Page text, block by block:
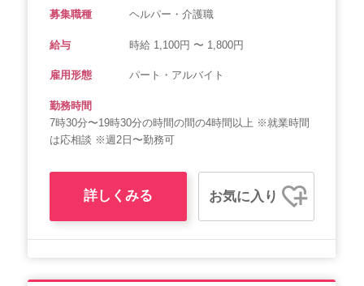
募集職種 ヘルパー・介護職
給与 時給 1,100円 〜 1,800円
雇用形態 パート・アルバイト
勤務時間
7時30分〜19時30分の時間の間の4時間以上 ※就業時間
は応相談 ※週2日〜勤務可
詳しくみる お気に入り